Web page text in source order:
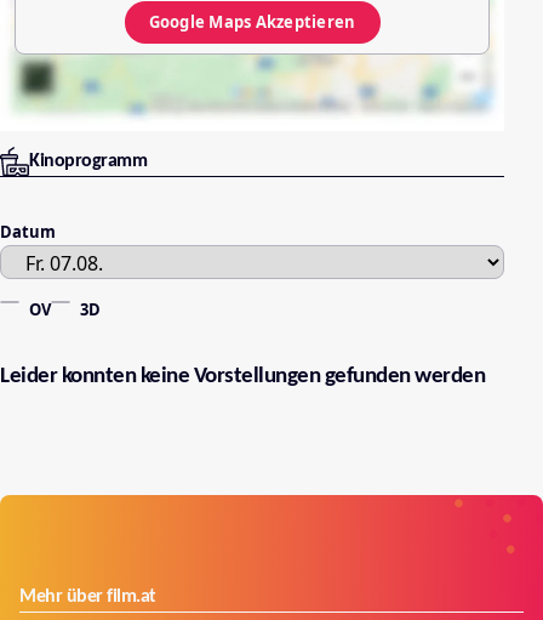
Google Maps Akzeptieren
Kinoprogramm
Datum
OV 3D
Leider konnten keine Vorstellungen gefunden werden
Mehr über film.at